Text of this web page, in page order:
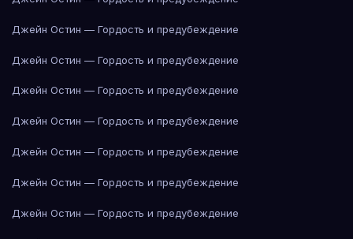
Джейн Остин — Гордость и предубеждение
Джейн Остин — Гордость и предубеждение
Джейн Остин — Гордость и предубеждение
Джейн Остин — Гордость и предубеждение
Джейн Остин — Гордость и предубеждение
Джейн Остин — Гордость и предубеждение
Джейн Остин — Гордость и предубеждение